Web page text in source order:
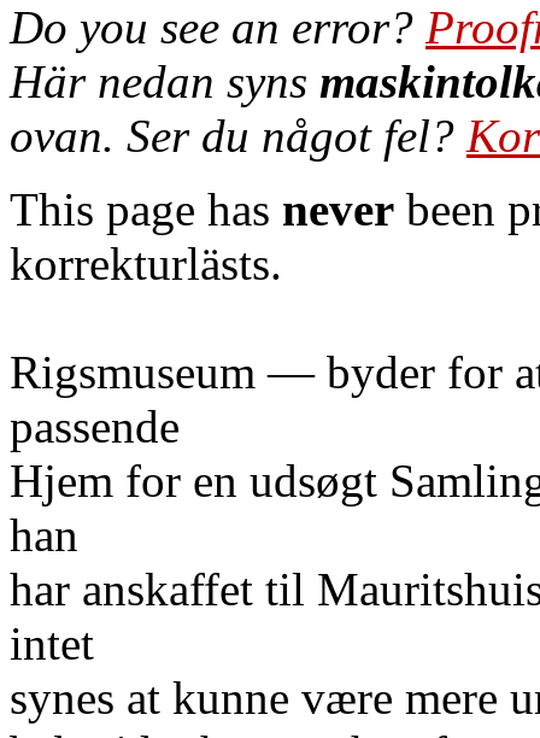
Do you see an error?
Här nedan syns
ovan. Ser du något fel?
This page has never been
korrekturlästs.
Rigsmuseum — byder for
passende
Hjem for en udsøgt
han
har anskaffet til
intet
synes at kunne være mere